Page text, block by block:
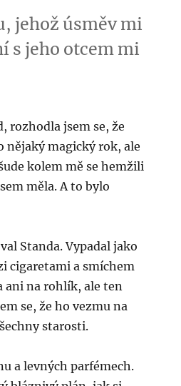
jehož úsměv mi
s jeho otcem mi
rozhodla jsem se, že
nějaký magický rok, ale
kolem mě se hemžili
měla. A to bylo
Standa. Vypadal jako
cigaretami a smíchem
ani na rohlík, ale ten
se, že ho vezmu na
starosti.
a levných parfémech.